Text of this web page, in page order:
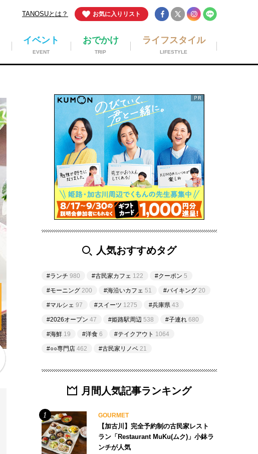
お気に入りリスト
TANOSUとは？
ライフスタイル
LIFESTYLE
おでかけ
TRIP
イベント
EVENT
人気おすすめタグ
#ランチ 980 #古民家カフェ 122 #クーポン 5
#モーニング 200 #海沿いカフェ 51 #バイキング 20
#マルシェ 97 #スイーツ 1275 #兵庫県 43
#2026オープン 47 #姫路駅周辺 538 #子連れ 680
#海鮮 19 #洋食 6 #テイクアウト 1064
#○○専門店 462 #古民家リノベ 21
月間人気記事ランキング
GOURMET
【加古川】完全予約制の古民家レスト
ラン「Restaurant MuKu(ムク)」小鉢ラ
ンチが人気